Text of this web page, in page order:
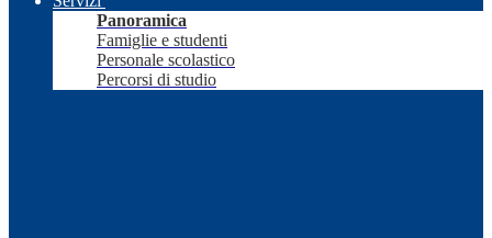
Panoramica
Famiglie e studenti
Personale scolastico
Percorsi di studio